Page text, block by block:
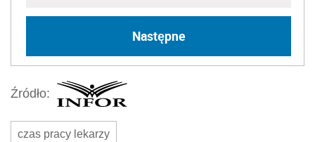
Następne
Źródło:
czas pracy lekarzy